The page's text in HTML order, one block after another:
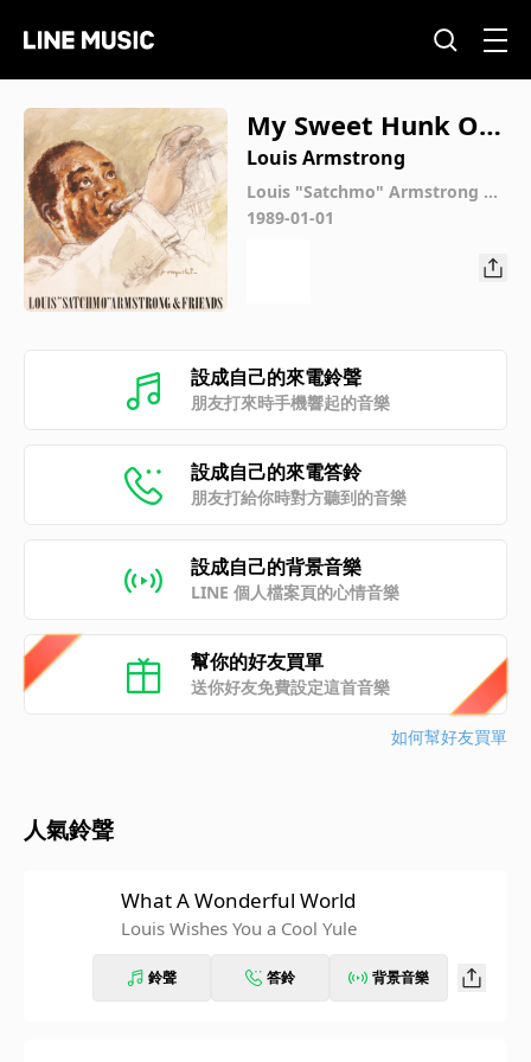
My Sweet Hunk O' T
rash (Single Versio
n)
Louis Armstrong
Louis "Satchmo" Armstrong &
Friends
1989-01-01
設成自己的來電鈴聲
朋友打來時手機響起的音樂
設成自己的來電答鈴
朋友打給你時對方聽到的音樂
設成自己的背景音樂
LINE 個人檔案頁的心情音樂
幫你的好友買單
送你好友免費設定這首音樂
如何幫好友買單
人氣鈴聲
What A Wonderful World
Louis Wishes You a Cool Yule
鈴聲 答鈴 背景音樂